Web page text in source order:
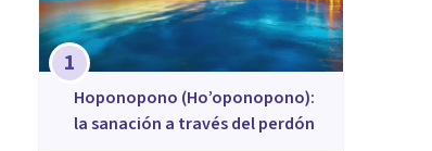
1
Hoponopono (Ho’oponopono):
la sanación a través del perdón